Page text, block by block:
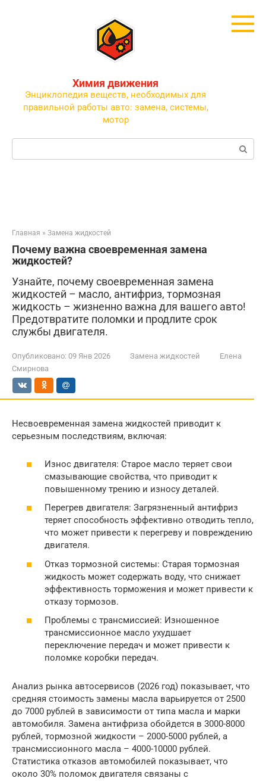
Химия движения
Энциклопедия веществ, необходимых для
правильной работы авто: замена, системы,
мотор
Поиск:
Главная » Замена жидкостей
Почему важна своевременная замена
жидкостей?
Узнайте, почему своевременная замена
жидкостей – масло, антифриз, тормозная
жидкость – жизненно важна для вашего авто!
Предотвратите поломки и продлите срок
службы двигателя.
Опубликовано: 09 Янв 2026 Замена жидкостей
Елена
Смирнова
Несвоевременная замена жидкостей приводит к
серьезным последствиям, включая:
Износ двигателя: Старое масло теряет свои
смазывающие свойства, что приводит к
повышенному трению и износу деталей.
Перегрев двигателя: Загрязненный антифриз
теряет способность эффективно отводить тепло,
что может привести к перегреву и повреждению
двигателя.
Отказ тормозной системы: Старая тормозная
жидкость может содержать воду, что снижает
эффективность торможения и может привести к
отказу тормозов.
Проблемы с трансмиссией: Изношенное
трансмиссионное масло ухудшает
переключение передач и может привести к
поломке коробки передач.
Анализ рынка автосервисов (2026 год) показывает, что
средняя стоимость замены масла варьируется от 2500
до 7000 рублей в зависимости от типа масла и марки
автомобиля. Замена антифриза обойдется в 3000-8000
рублей, тормозной жидкости – 2000-5000 рублей, а
трансмиссионного масла – 4000-10000 рублей.
Статистика отказов автомобилей показывает, что
около 30% поломок двигателя связаны с